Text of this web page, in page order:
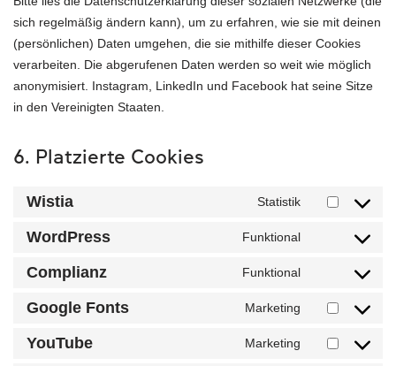
sich regelmäßig ändern kann), um zu erfahren, wie sie mit deinen
(persönlichen) Daten umgehen, die sie mithilfe dieser Cookies
verarbeiten. Die abgerufenen Daten werden so weit wie möglich
anonymisiert. Instagram, LinkedIn und Facebook hat seine Sitze
in den Vereinigten Staaten.
6. Platzierte Cookies
Wistia Statistik
WordPress Funktional
Complianz Funktional
Google Fonts Marketing
YouTube Marketing